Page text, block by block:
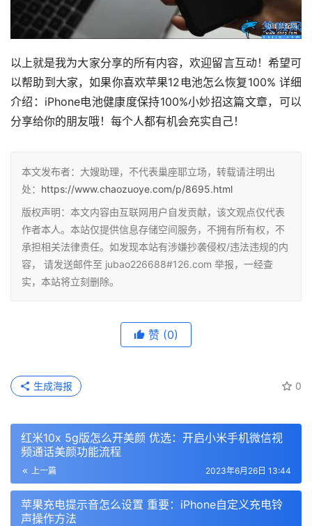
以上就是我为大家分享的所有内容，欢迎留言互动！希望可
以帮助到大家，如果你喜欢苹果12电池怎么恢复100% 详细
介绍：iPhone电池健康度保持100%小妙招这篇文章，可以
分享给你的朋友哦！每个人都有机会充实自己！
本文发布者：大嫂助理，不代表巢座耶立场，转载请注明出
处： https://www.chaozuoye.com/p/8695.html
版权声明：本文内容由互联网用户自发贡献，该文观点仅代表
作者本人。本站仅提供信息存储空间服务，不拥有所有权，不
承担相关法律责任。如发现本站有涉嫌抄袭侵权/违法违规的内
容， 请发送邮件至 jubao226688#126.com 举报，一经查
实，本站将立刻删除。
赞 (0)
0
生成海报
红米10x 5g版怎么开美颜 优选：开启小米手机微信视
频通话美颜功能流程
上一篇 2023年6月26日 13:44
苹果充电提示音怎么设置 重要：iPhone自定义充电铃
声操作方法